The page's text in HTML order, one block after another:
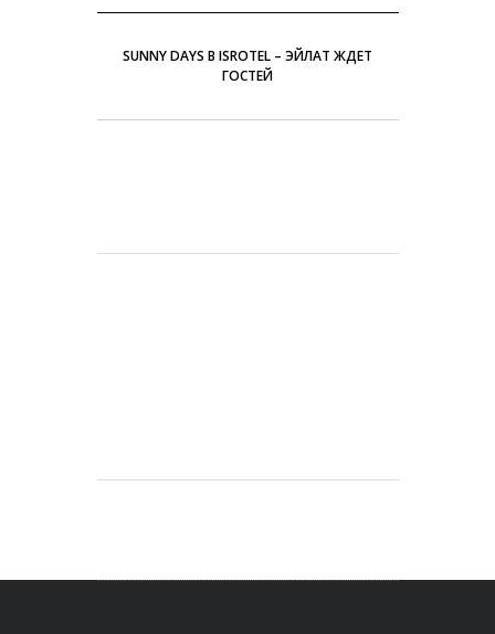
SUNNY DAYS В ISROTEL – ЭЙЛАТ ЖДЕТ
ГОСТЕЙ